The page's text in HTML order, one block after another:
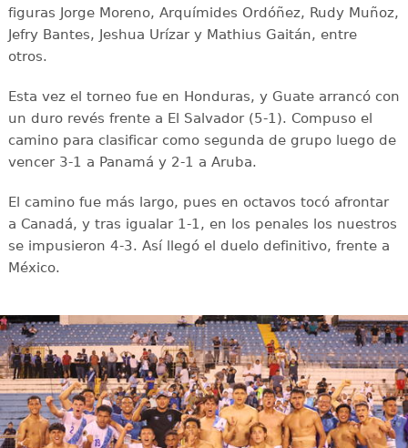
figuras Jorge Moreno, Arquímides Ordóñez, Rudy Muñoz,
Jefry Bantes, Jeshua Urízar y Mathius Gaitán, entre
otros.
Esta vez el torneo fue en Honduras, y Guate arrancó con
un duro revés frente a El Salvador (5-1). Compuso el
camino para clasificar como segunda de grupo luego de
vencer 3-1 a Panamá y 2-1 a Aruba.
El camino fue más largo, pues en octavos tocó afrontar
a Canadá, y tras igualar 1-1, en los penales los nuestros
se impusieron 4-3. Así llegó el duelo definitivo, frente a
México.